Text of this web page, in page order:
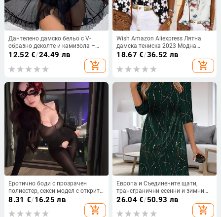
Дантелено дамско бельо с V-
образно деколте и камизола –
мултицветен комплект,
материя 101–120 g/m², пролет
12.52 €/24.49 лв
add_shopping_cart
Wish Amazon Aliexpress Лятна
дамска тениска 2023 Модна
модерна щампована потник
Дамска мода Универсална
18.67 €/36.52 лв
add_shopping_cart
Еротично боди с прозрачен
полиестер, секси модел с открита
зона
8.31 €/16.25 лв
add_shopping_cart
Европа и Съединените щати,
трансгранични есенни и зимни
нови независими станции на
Amazon, модни темпераментни
рокли с V-образно деколте и
26.04€/50.93 лв
add_shopping_cart